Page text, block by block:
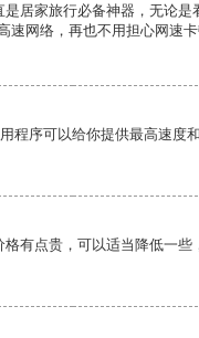
是居家旅行必备神器，无论是
速网络，再也不用担心网速卡
程序可以给你提供最高速度
有点贵，可以适当降低一些